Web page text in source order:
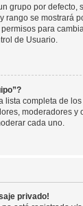
grupo por defecto,
rango se mostrará
para
de Usuario.
lista completa de
moderadores y
cada uno.
privado!